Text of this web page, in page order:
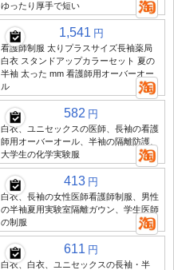
ゆったり厚手で短い
1,541 円
看護師制服 太りプラスサイズ長袖薬局
白衣 スタンドアップカラーセット 夏の
半袖 太った mm 看護師用オーバーオー
ル
582 円
白衣、ユニセックスの医師、長袖の看護
師用オーバーオール、半袖の隔離防護、
大学生の化学実験服
413 円
白衣、長袖の女性医師看護師制服、男性
の半袖夏用実験室隔離ガウン、学生医師
の制服
611 円
白衣、白衣、ユニセックスの長袖・半